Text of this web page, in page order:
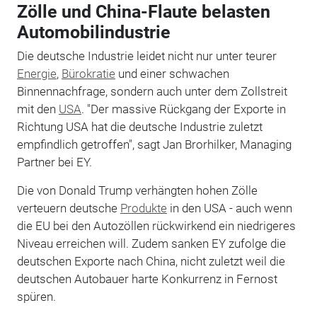
Zölle und China-Flaute belasten
Automobilindustrie
Die deutsche Industrie leidet nicht nur unter teurer
Energie, Bürokratie und einer schwachen
Binnennachfrage, sondern auch unter dem Zollstreit
mit den USA. "Der massive Rückgang der Exporte in
Richtung USA hat die deutsche Industrie zuletzt
empfindlich getroffen", sagt Jan Brorhilker, Managing
Partner bei EY.
Die von Donald Trump verhängten hohen Zölle
verteuern deutsche Produkte in den USA - auch wenn
die EU bei den Autozöllen rückwirkend ein niedrigeres
Niveau erreichen will. Zudem sanken EY zufolge die
deutschen Exporte nach China, nicht zuletzt weil die
deutschen Autobauer harte Konkurrenz in Fernost
spüren.